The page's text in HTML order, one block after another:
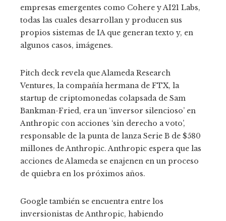
empresas emergentes como Cohere y AI21 Labs,
todas las cuales desarrollan y producen sus
propios sistemas de IA que generan texto y, en
algunos casos, imágenes.
Pitch deck revela que Alameda Research
Ventures, la compañía hermana de FTX, la
startup de criptomonedas colapsada de Sam
Bankman-Fried, era un ‘inversor silencioso’ en
Anthropic con acciones ‘sin derecho a voto’,
responsable de la punta de lanza Serie B de $580
millones de Anthropic. Anthropic espera que las
acciones de Alameda se enajenen en un proceso
de quiebra en los próximos años.
Google también se encuentra entre los
inversionistas de Anthropic, habiendo